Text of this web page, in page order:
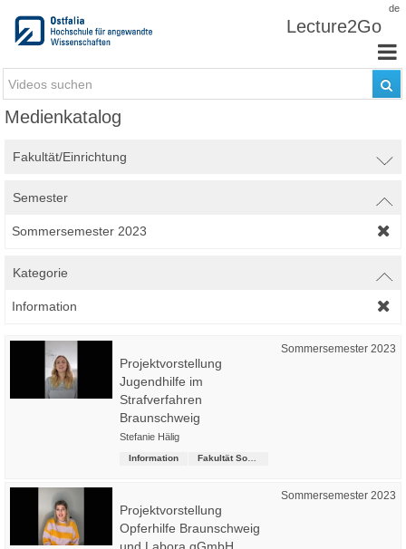
de
Lecture2Go
Medienkatalog
Fakultät/Einrichtung
Semester
Sommersemester 2023
Kategorie
Information
Sommersemester 2023
Projektvorstellung
Jugendhilfe im
Strafverfahren
Braunschweig
Stefanie Hälig
Information
Sommersemester 2023
Projektvorstellung
Opferhilfe Braunschweig